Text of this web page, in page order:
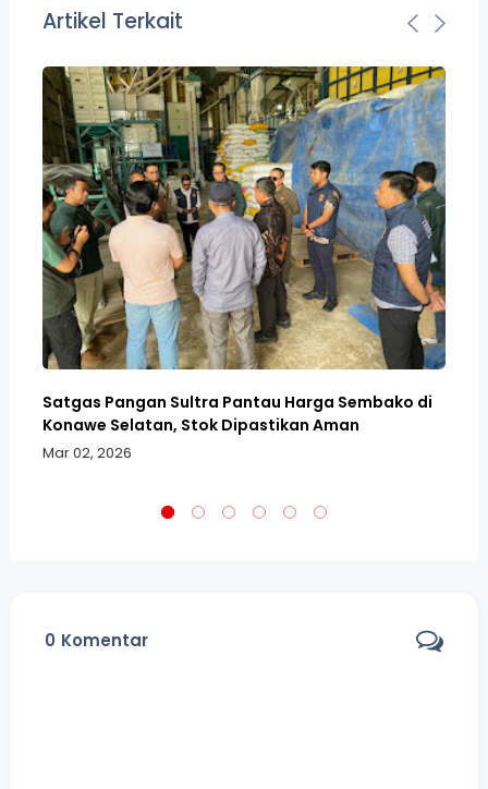
Artikel Terkait
Satgas Pangan Sultra Pantau Harga Sembako di
Konawe Selatan, Stok Dipastikan Aman
Mar 02, 2026
0 Komentar